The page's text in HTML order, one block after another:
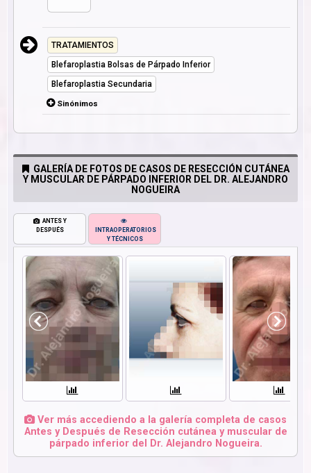
TRATAMIENTOS
Blefaroplastia Bolsas de Párpado Inferior
Blefaroplastia Secundaria
Sinónimos
GALERÍA DE FOTOS DE CASOS DE RESECCIÓN CUTÁNEA
Y MUSCULAR DE PÁRPADO INFERIOR DEL DR. ALEJANDRO
NOGUEIRA
ANTES Y
DESPUÉS
INTRAOPERATORIOS
Y TÉCNICOS
Ver más accediendo a la galería completa de casos
Antes y Después de Resección cutánea y muscular de
párpado inferior del Dr. Alejandro Nogueira.